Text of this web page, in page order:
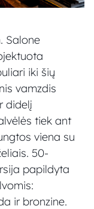
Salone
iki šių
vamzdis
didelį
tiek ant
viena su
50-
papildyta
ir bronzine.